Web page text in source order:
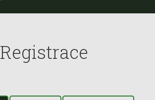
Registrace